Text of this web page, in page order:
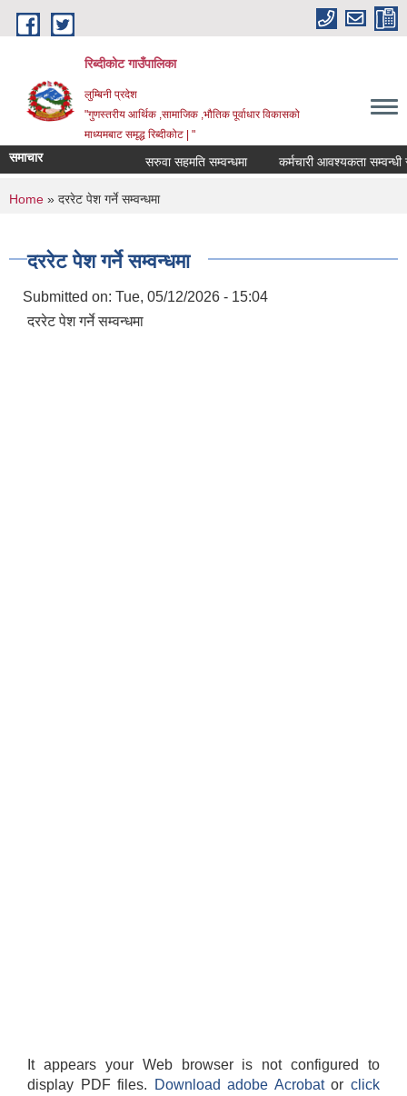
Skip to main content
रिब्दीकोट गाउँपालिका
लुम्बिनी प्रदेश
"गुणस्तरीय आर्थिक ,सामाजिक ,भौतिक पूर्वाधार विकासको
माध्यमबाट समृद्ध रिब्दीकोट | "
समाचार सरुवा सहमति सम्वन्धमा कर्मचारी आवश्यकता सम्वन्धी सूचना
You are here
Home » दररेट पेश गर्ने सम्वन्धमा
दररेट पेश गर्ने सम्वन्धमा
Submitted on: Tue, 05/12/2026 - 15:04
दररेट पेश गर्ने सम्वन्धमा
It appears your Web browser is not configured to
display PDF files.
Download adobe Acrobatorclick